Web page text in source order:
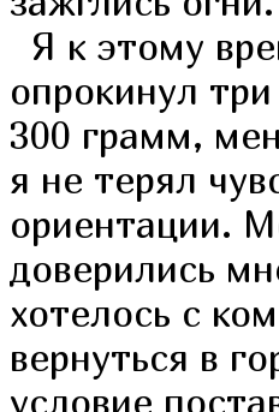
Я к этому
опрокинул
300 грамм,
я не терял
ориентации.
доверились
хотелось с
вернуться в
условие